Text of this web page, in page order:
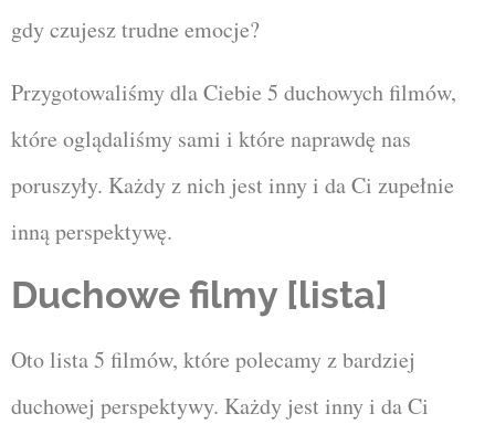
gdy czujesz trudne emocje?
Przygotowaliśmy dla Ciebie 5 duchowych filmów,
które oglądaliśmy sami i które naprawdę nas
poruszyły. Każdy z nich jest inny i da Ci zupełnie
inną perspektywę.
Duchowe filmy [lista]
Oto lista 5 filmów, które polecamy z bardziej
duchowej perspektywy. Każdy jest inny i da Ci